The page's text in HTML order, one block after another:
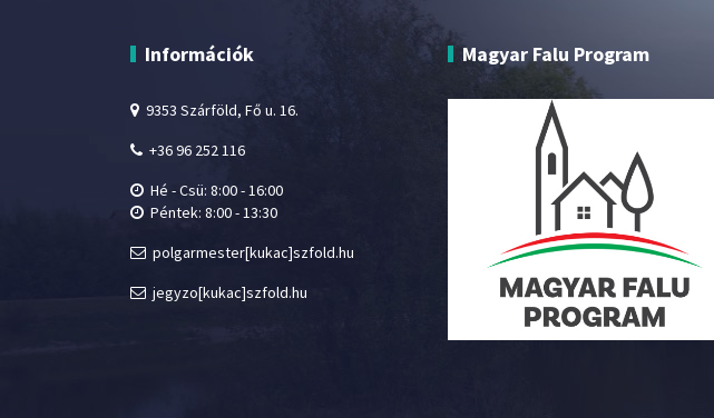
Információk
9353 Szárföld, Fő u. 16.
+36 96 252 116
Hé - Csü: 8:00 - 16:00
Péntek: 8:00 - 13:30
polgarmester[kukac]szfold.hu
jegyzo[kukac]szfold.hu
Magyar Falu Program